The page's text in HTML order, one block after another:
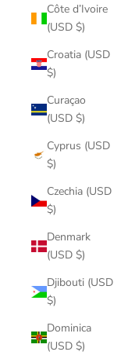
Côte d’Ivoire
(USD $)
Croatia (USD
$)
Curaçao
(USD $)
Cyprus (USD
$)
Czechia (USD
$)
Denmark
(USD $)
Djibouti (USD
$)
Dominica
(USD $)